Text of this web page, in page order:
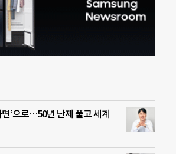
면’으로…50년 난제 풀고 세계